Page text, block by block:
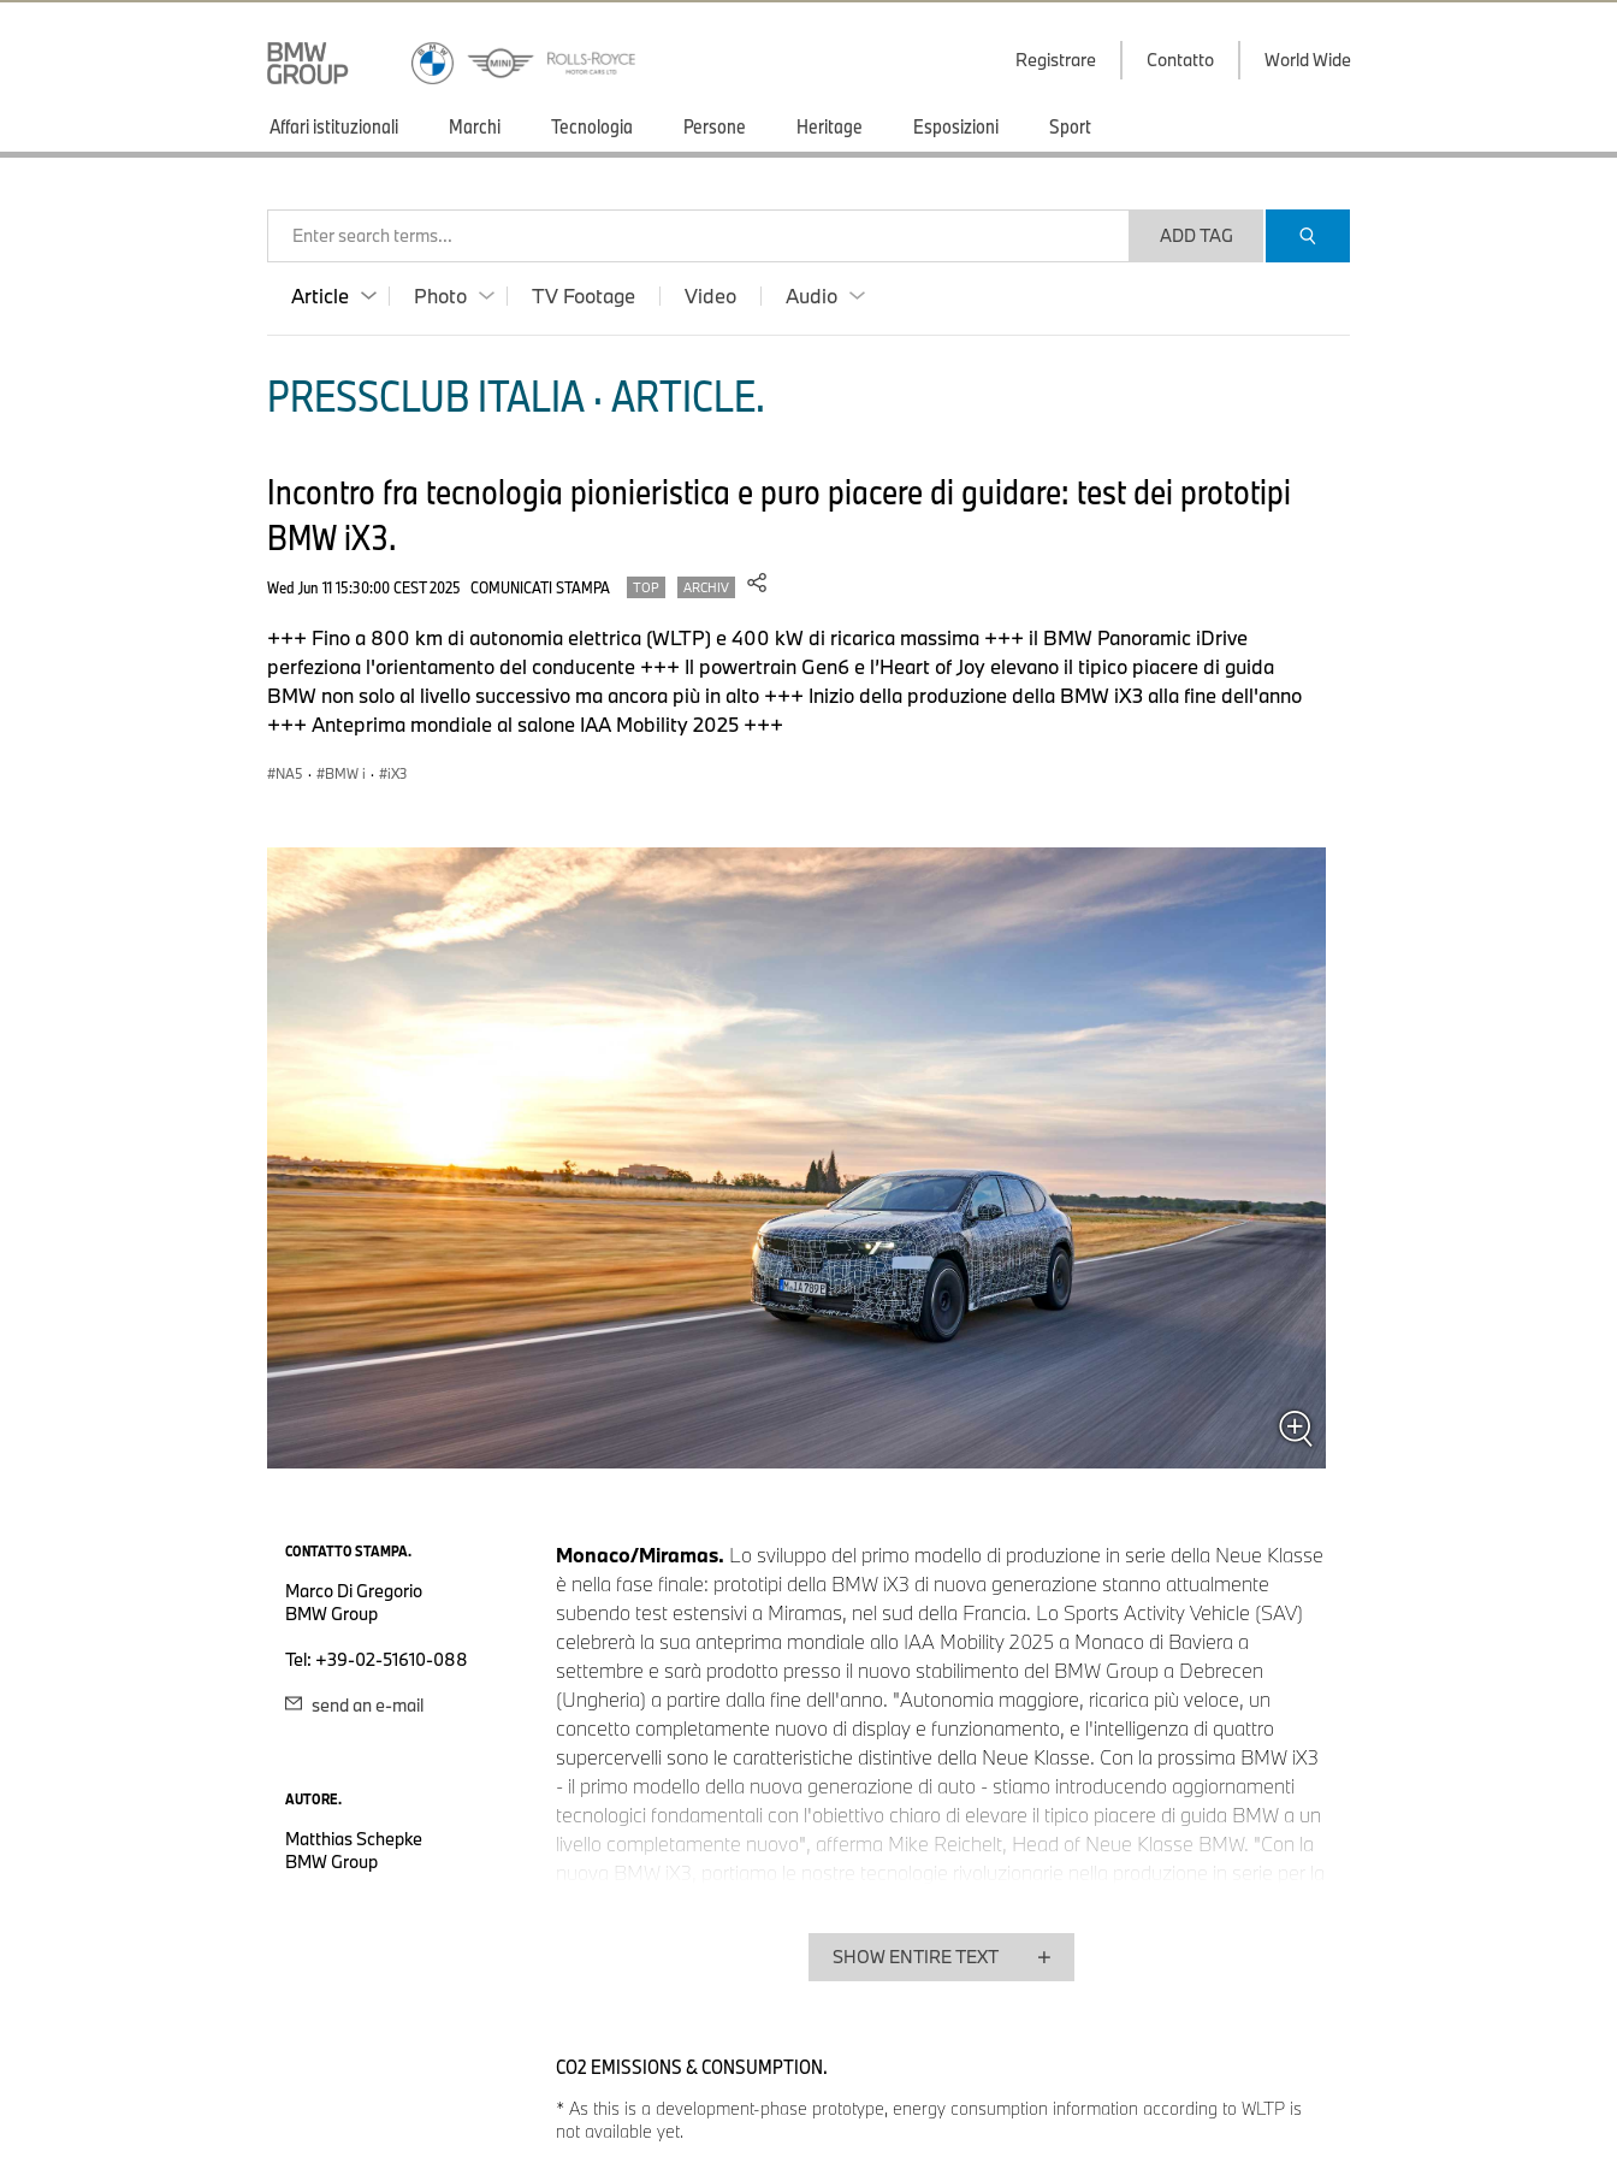
Registrare Contatto World Wide
Affari istituzionali Marchi Tecnologia Persone Heritage Esposizioni Sport
Enter search terms... ADD TAG
Article Photo TV Footage Video Audio
PRESSCLUB ITALIA · ARTICLE.
Incontro fra tecnologia pionieristica e puro piacere di guidare: test dei prototipi
BMW iX3.
Wed Jun 11 15:30:00 CEST 2025 COMUNICATI STAMPA TOP ARCHIV
+++ Fino a 800 km di autonomia elettrica (WLTP) e 400 kW di ricarica massima +++ il BMW Panoramic iDrive
perfeziona l'orientamento del conducente +++ Il powertrain Gen6 e l’Heart of Joy elevano il tipico piacere di guida
BMW non solo al livello successivo ma ancora più in alto +++ Inizio della produzione della BMW iX3 alla fine dell'anno
+++ Anteprima mondiale al salone IAA Mobility 2025 +++
NA5 · BMW i · iX3
CONTATTO STAMPA.
Marco Di Gregorio
BMW Group
Tel: +39-02-51610-088
send an e-mail
AUTORE.
Matthias Schepke
BMW Group
Monaco/Miramas. Lo sviluppo del primo modello di produzione in serie della Neue Klasse
è nella fase finale: prototipi della BMW iX3 di nuova generazione stanno attualmente
subendo test estensivi a Miramas, nel sud della Francia. Lo Sports Activity Vehicle (SAV)
celebrerà la sua anteprima mondiale allo IAA Mobility 2025 a Monaco di Baviera a
settembre e sarà prodotto presso il nuovo stabilimento del BMW Group a Debrecen
(Ungheria) a partire dalla fine dell'anno. "Autonomia maggiore, ricarica più veloce, un
concetto completamente nuovo di display e funzionamento, e l'intelligenza di quattro
supercervelli sono le caratteristiche distintive della Neue Klasse. Con la prossima BMW iX3
- il primo modello della nuova generazione di auto - stiamo introducendo aggiornamenti
tecnologici fondamentali con l'obiettivo chiaro di elevare il tipico piacere di guida BMW a un
livello completamente nuovo", afferma Mike Reichelt, Head of Neue Klasse BMW. "Con la
nuova BMW iX3, portiamo le nostre tecnologie rivoluzionarie nella produzione in serie per la
indipendentemente dal tipo di powertrain, beneficeranno delle innovazioni e dei cluster
Il concetto di display e funzionamento rivoluzionario
Ricarica più veloce, guida più lontano:il powertrain completamente elettrico di
sesta generazione (Gen6)
SHOW ENTIRE TEXT
CO2 EMISSIONS & CONSUMPTION.
* As this is a development-phase prototype, energy consumption information according to WLTP is
not available yet.